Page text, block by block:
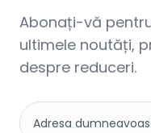
Abonați-vă
ultimele noutăți,
despre reduceri.